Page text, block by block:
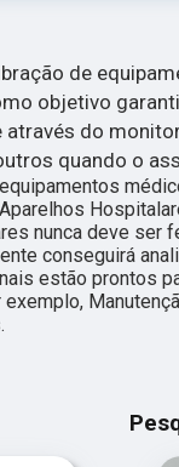
de
objetivo
do
quando o
nunca deve ser
conseguirá
estão prontos